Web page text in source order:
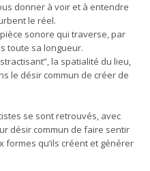
donner à voir et à entendre
le réel.
sonore qui traverse, par
toute sa longueur.
la spatialité du lieu,
le désir commun de créer de
se sont retrouvés, avec
désir commun de faire sentir
qu’ils créent et générer